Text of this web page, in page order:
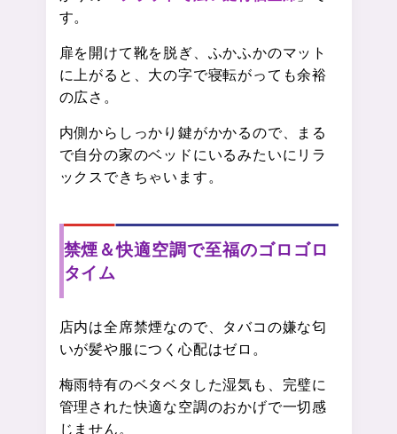
す。
扉を開けて靴を脱ぎ、ふかふかのマット
に上がると、大の字で寝転がっても余裕
の広さ。
内側からしっかり鍵がかかるので、まる
で自分の家のベッドにいるみたいにリラ
ックスできちゃいます。
禁煙＆快適空調で至福のゴロゴロ
タイム
店内は全席禁煙なので、タバコの嫌な匂
いが髪や服につく心配はゼロ。
梅雨特有のベタベタした湿気も、完璧に
管理された快適な空調のおかげで一切感
じません。